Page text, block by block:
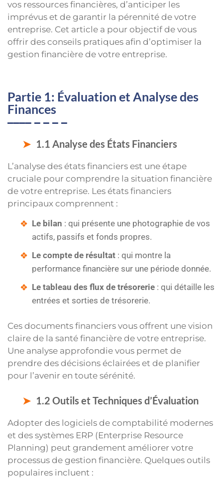
vos ressources financières, d’anticiper les
imprévus et de garantir la pérennité de votre
entreprise. Cet article a pour objectif de vous
offrir des conseils pratiques afin d’optimiser la
gestion financière de votre entreprise.
Partie 1: Évaluation et Analyse des
Finances
1.1 Analyse des États Financiers
L’analyse des états financiers est une étape
cruciale pour comprendre la situation financière
de votre entreprise. Les états financiers
principaux comprennent :
Le bilan : qui présente une photographie de vos
actifs, passifs et fonds propres.
Le compte de résultat : qui montre la
performance financière sur une période donnée.
Le tableau des flux de trésorerie : qui détaille les
entrées et sorties de trésorerie.
Ces documents financiers vous offrent une vision
claire de la santé financière de votre entreprise.
Une analyse approfondie vous permet de
prendre des décisions éclairées et de planifier
pour l’avenir en toute sérénité.
1.2 Outils et Techniques d’Évaluation
Adopter des logiciels de comptabilité modernes
et des systèmes ERP (Enterprise Resource
Planning) peut grandement améliorer votre
processus de gestion financière. Quelques outils
populaires incluent :